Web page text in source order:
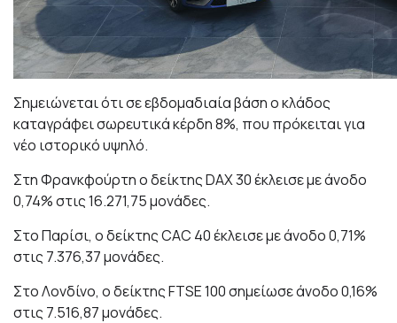
Σημειώνεται ότι σε εβδομαδιαία βάση ο κλάδος
καταγράφει σωρευτικά κέρδη 8%, που πρόκειται για
νέο ιστορικό υψηλό.
Στη Φρανκφούρτη ο δείκτης DAX 30 έκλεισε με άνοδο
0,74%στις 16.271,75 μονάδες.
Στο Παρίσι, ο δείκτης CAC 40 έκλεισε με άνοδο 0,71%
στις 7.376,37 μονάδες.
Στο Λονδίνο, ο δείκτης FTSE 100 σημείωσε άνοδο 0,16%
στις 7.516,87 μονάδες.